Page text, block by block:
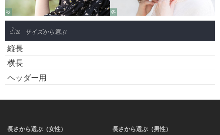
秋 冬
Size サイズから選ぶ
縦長
横長
ヘッダー用
長さから選ぶ（女性）
長さから選ぶ（男性）